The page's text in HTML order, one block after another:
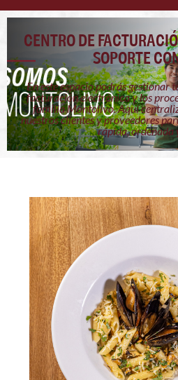
CENTRO DE
SOPORTE
En este espacio podrás gestionar
facturación electrónica y los
familia Montolivo. Aquí
nuestros clientes y proveedores
rápida, ordenada